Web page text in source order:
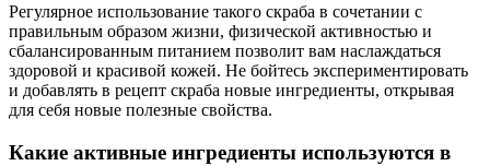
Регулярное использование такого скраба в сочетании с
правильным образом жизни, физической активностью и
сбалансированным питанием позволит вам наслаждаться
здоровой и красивой кожей. Не бойтесь экспериментировать
и добавлять в рецепт скраба новые ингредиенты, открывая
для себя новые полезные свойства.
Какие активные ингредиенты используются в